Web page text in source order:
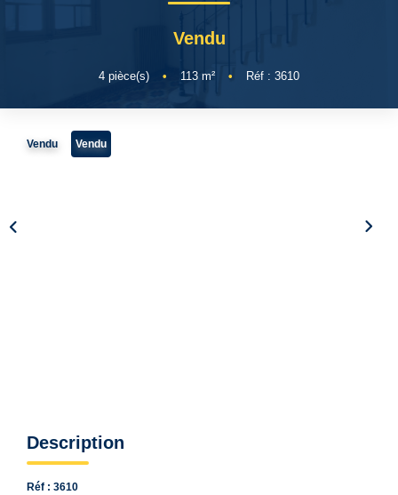
CONTACT
Vendu
4 pièce(s) • 113 m² • Réf : 3610
Vendu Vendu
Description
Réf : 3610